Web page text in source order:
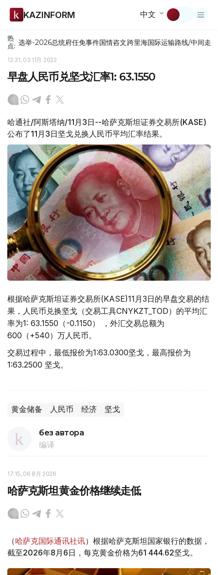
KAZINFORM 中文
热
点: 选举-2026总统府任免事件国情咨文跨里海国际运输路线/中间走廊
12:31, 03 11月 2022
早盘人民币兑坚戈汇率1: 63.1550
哈通社/阿斯塔纳/11月3日--哈萨克斯坦证券交易所(KASE)
公布了11月3日坚戈兑换人民币平均汇率结果。
根据哈萨克斯坦证券交易所(KASE)11月3日的早盘交易的结
果，人民币兑换坚戈（交易工具CNYKZT_TOD）的平均汇
率为1: 63.1550（-0.1150） ，外汇交易总额为
600（+540）万人民币。
交易过程中，最低报价为1:63.0300坚戈，最高报价为
1:63.2500 坚戈。
黄金储备 人民币 经济 坚戈
без автора
编译
17:15, 06 8月 2026
哈萨克斯坦黄金价格继续走低
（哈萨克国际通讯社讯）根据哈萨克斯坦国家银行的数据，
截至2026年8月6日，每克黄金价格为61 444.62坚戈。